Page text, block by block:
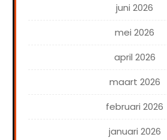
juni 2026
mei 2026
april 2026
maart 2026
februari 2026
januari 2026